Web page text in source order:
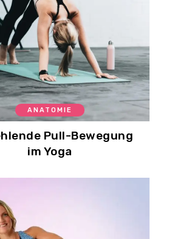
ANATOMIE
Pull-Bewegung
im Yoga